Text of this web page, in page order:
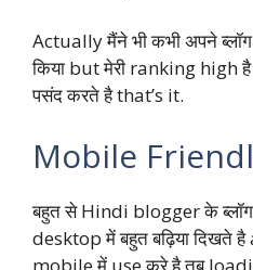
Actually मैंने भी कभी अपने
किया but मेरी ranking high है
पसंद करते है that’s it.
Mobile
बहुत से Hindi blogger के
desktop में बहुत बढ़िया दिखते